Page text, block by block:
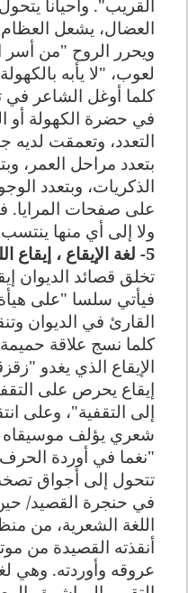
القريب". وأحيانا
العضال، يشعل
ويحرر الروح "من
لعوب، "لا يأبه
كلما أوغل الشاعر في
في حضرة الكهولة أو
التعدد، وتعمقت لديه
بتعدد مراحل العمر،
الذكريات، وبتعدد
على صفحات المرايا.
ولا إلى أي منها
5- لغة الإيقاع ، إيقاع اللغة.
تخلق قصائد الديوان
فيأتي سلسا "على
القارئ في الديوان
كلما نسج علاقة
الإيقاع الذي يغدو
إيقاع يحرص على
إلى التقفية"، وعلى
شعري يؤلف موسيقاه
"نغما في أوردة
تتحول إلى أجواق
في حنجرة القصيد/
اللغة الشعرية، من
أنقذته القصيدة من
عروقه وأوردته. وهي